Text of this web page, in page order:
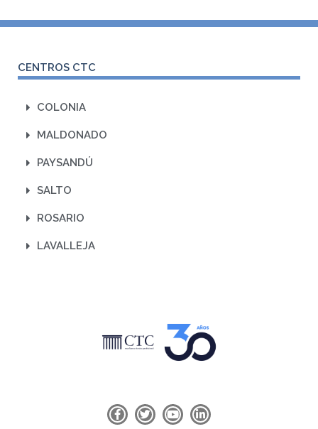
CENTROS CTC
COLONIA
MALDONADO
PAYSANDÚ
SALTO
ROSARIO
LAVALLEJA